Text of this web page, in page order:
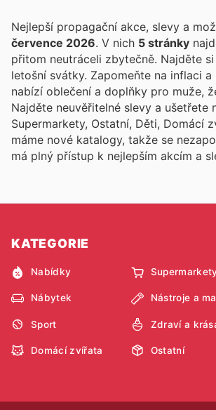
Nejlepší propagační akce, slevy a
července 2026 . V nich 5 stránky
přitom neutráceli zbytečně. Najděte
letošní svátky. Zapomeňte na inflaci
nabízí oblečení a doplňky pro muže,
Najděte neuvěřitelné slevy a
Supermarkety, Ostatní, Děti, Domácí
máme nové katalogy, takže se
má plný přístup k nejlepším akcím a
KATEGORIE
Nabídky Supermarkety
Nábytek Nástroje a
Sport Zdraví a
Domácí zvířata Ostatní